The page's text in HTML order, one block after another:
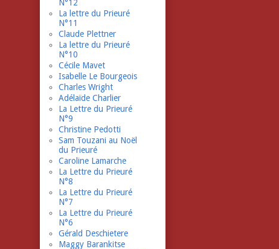
N°12
La lettre du Prieuré
N°11
Claude Plettner
La lettre du Prieuré
N°10
Cécile Mavet
Isabelle Le Bourgeois
Charles Wright
Adélaïde Charlier
La Lettre du Prieuré
N°9
Christine Pedotti
Sam Touzani au Noël
du Prieuré
Caroline Lamarche
La Lettre du Prieuré
N°8
La Lettre du Prieuré
N°7
La Lettre du Prieuré
N°6
Gérald Deschietere
Maggy Barankitse